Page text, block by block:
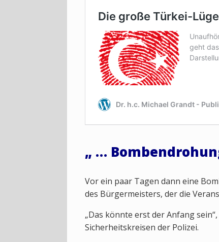
„ …
Vor ein paar Tagen dann eine
des Bürgermeisters, der die
„Das könnte erst der Anfang
Sicherheitskreisen der Polizei.